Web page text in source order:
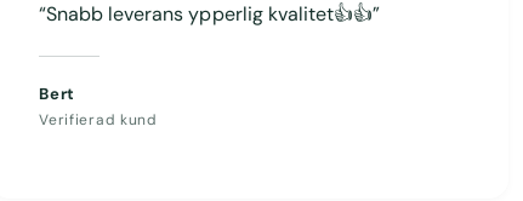
“Snabb leverans ypperlig kvalitet👍👍”
Bert
Verifierad kund